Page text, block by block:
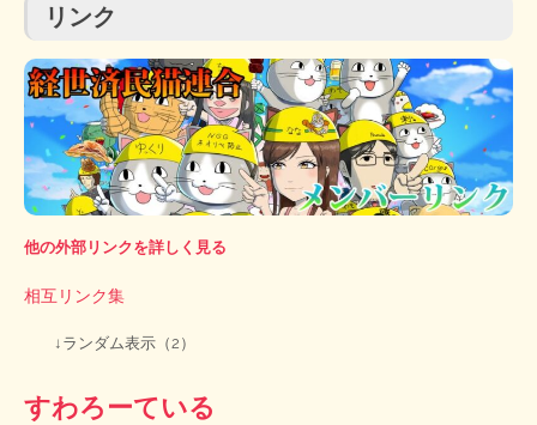
リンク
他の外部リンクを詳しく見る
相互リンク集
↓ランダム表示（2）
すわろーている